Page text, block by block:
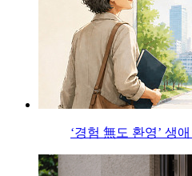
‘경험 無도 환영’ 생